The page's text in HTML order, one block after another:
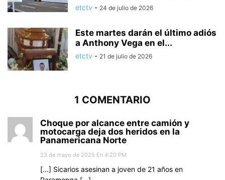
etctv - 24 de julio de 2026
Este martes darán el último adiós
a Anthony Vega en el...
etctv - 21 de julio de 2026
1 COMENTARIO
Choque por alcance entre camión y
motocarga deja dos heridos en la
Panamericana Norte
23 de mayo de 2025 En 4:20 PM
[…] Sicarios asesinan a joven de 21 años en